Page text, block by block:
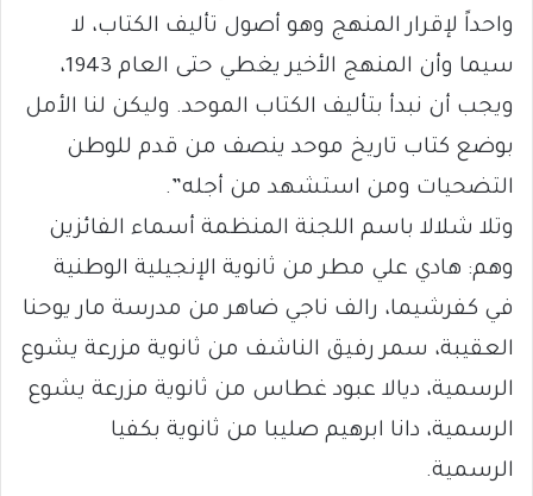
واحداً لإقرار المنهج وهو أصول تأليف الكتاب، لا
سيما وأن المنهج الأخير يغطي حتى العام 1943،
ويجب أن نبدأ بتأليف الكتاب الموحد. وليكن لنا الأمل
بوضع كتاب تاريخ موحد ينصف من قدم للوطن
التضحيات ومن استشهد من أجله”.
وتلا شلالا باسم اللجنة المنظمة أسماء الفائزين
وهم: هادي علي مطر من ثانوية الإنجيلية الوطنية
في كفرشيما، رالف ناجي ضاهر من مدرسة مار يوحنا
العقيبة، سمر رفيق الناشف من ثانوية مزرعة يشوع
الرسمية، ديالا عبود غطاس من ثانوية مزرعة يشوع
الرسمية، دانا ابرهيم صليبا من ثانوية بكفيا
الرسمية.